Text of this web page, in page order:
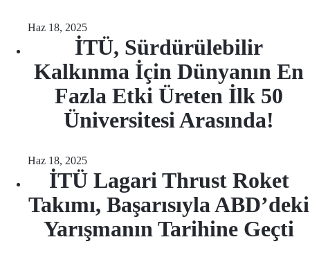
Haz 18, 2025
İTÜ, Sürdürülebilir
Kalkınma İçin Dünyanın En
Fazla Etki Üreten İlk 50
Üniversitesi Arasında!
Haz 18, 2025
İTÜ Lagari Thrust Roket
Takımı, Başarısıyla ABD’deki
Yarışmanın Tarihine Geçti